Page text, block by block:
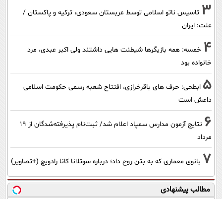
3 تاسیس ناتو اسلامی توسط عربستان سعودی، ترکیه و پاکستان /
علت: ایران
4 خمسه: همه بازیگرها شیطنت هایی داشتند ولی اکبر عبدی، مرد
خانواده بود
5 ابطحی: حرف های باقرخرازی، افتتاح شعبه رسمی حکومت اسلامی
داعش است
6
نتایج آزمون مدارس سمپاد اعلام شد/ ثبت‌نام پذیرفته‌شدگان از ۱۹
مرداد
7 بانوی معماری که به بتن روح داد؛ درباره سوتلانا کانا رادویچ (+تصاویر)
مطالب پیشنهادی